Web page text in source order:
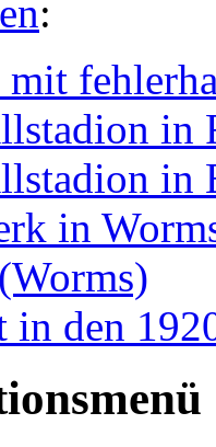
:
mit
in
in
in
in den